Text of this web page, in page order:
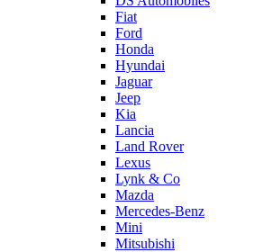
Fiat
Ford
Honda
Hyundai
Jaguar
Jeep
Kia
Lancia
Land Rover
Lexus
Lynk & Co
Mazda
Mercedes-Benz
Mini
Mitsubishi